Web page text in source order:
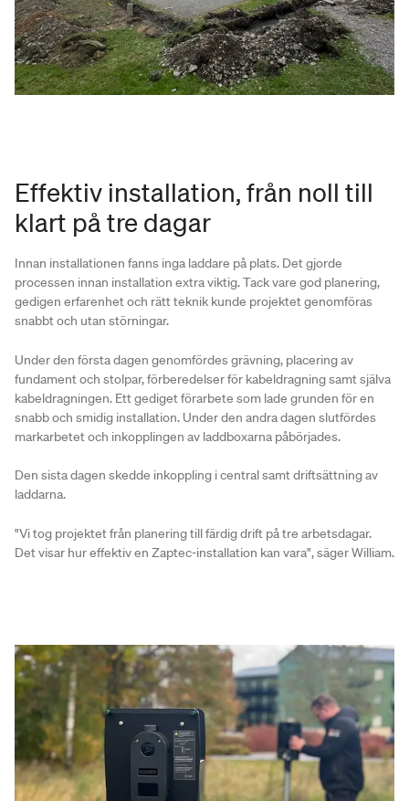
Effektiv installation, från noll till
klart på tre dagar
Innan installationen fanns inga laddare på plats. Det gjorde
processen innan installation extra viktig. Tack vare god planering,
gedigen erfarenhet och rätt teknik kunde projektet genomföras
snabbt och utan störningar.
Under den första dagen genomfördes grävning, placering av
fundament och stolpar, förberedelser för kabeldragning samt själva
kabeldragningen. Ett gediget förarbete som lade grunden för en
snabb och smidig installation. Under den andra dagen slutfördes
markarbetet och inkopplingen av laddboxarna påbörjades.
Den sista dagen skedde inkoppling i central samt driftsättning av
laddarna.
"Vi tog projektet från planering till färdig drift på tre arbetsdagar.
Det visar hur effektiv en Zaptec-installation kan vara", säger William.